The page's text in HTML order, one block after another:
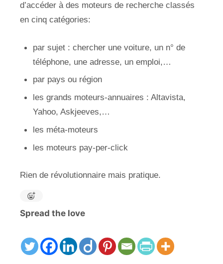
d’accéder à des moteurs de recherche classés
en cinq catégories:
par sujet : chercher une voiture, un n° de
téléphone, une adresse, un emploi,…
par pays ou région
les grands moteurs-annuaires : Altavista,
Yahoo, Askjeeves,…
les méta-moteurs
les moteurs pay-per-click
Rien de révolutionnaire mais pratique.
Spread the love